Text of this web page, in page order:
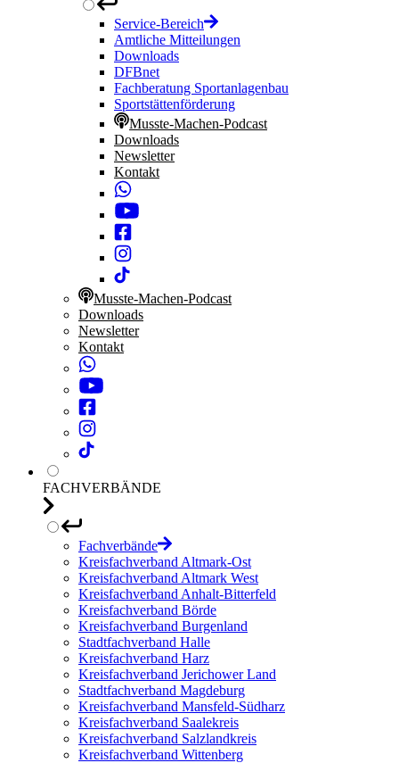
Service-Bereich
Amtliche Mitteilungen
Downloads
DFBnet
Fachberatung Sportanlagenbau
Sportstättenförderung
Musste-Machen-Podcast
Downloads
Newsletter
Kontakt
Musste-Machen-Podcast
Downloads
Newsletter
Kontakt
FACHVERBÄNDE
Fachverbände
Kreisfachverband Altmark-Ost
Kreisfachverband Altmark West
Kreisfachverband Anhalt-Bitterfeld
Kreisfachverband Börde
Kreisfachverband Burgenland
Stadtfachverband Halle
Kreisfachverband Harz
Kreisfachverband Jerichower Land
Stadtfachverband Magdeburg
Kreisfachverband Mansfeld-Südharz
Kreisfachverband Saalekreis
Kreisfachverband Salzlandkreis
Kreisfachverband Wittenberg